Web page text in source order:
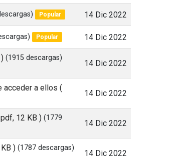
Popular 14 Dic 2022
Popular 14 Dic 2022
(1915 descargas)
14 Dic 2022
acceder a ellos (
14 Dic 2022
12 KB ) (1779
14 Dic 2022
) (1787 descargas)
14 Dic 2022